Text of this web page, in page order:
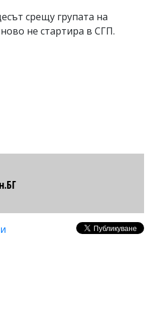
срещу групата на
не стартира в СГП.